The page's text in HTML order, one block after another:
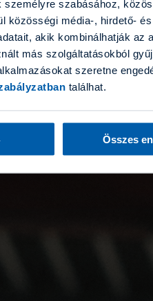
szabásához,
közösségi média-, hirdető-
akik kombinálhatják az
más szolgáltatásokból
szeretne
találhat.
Összes